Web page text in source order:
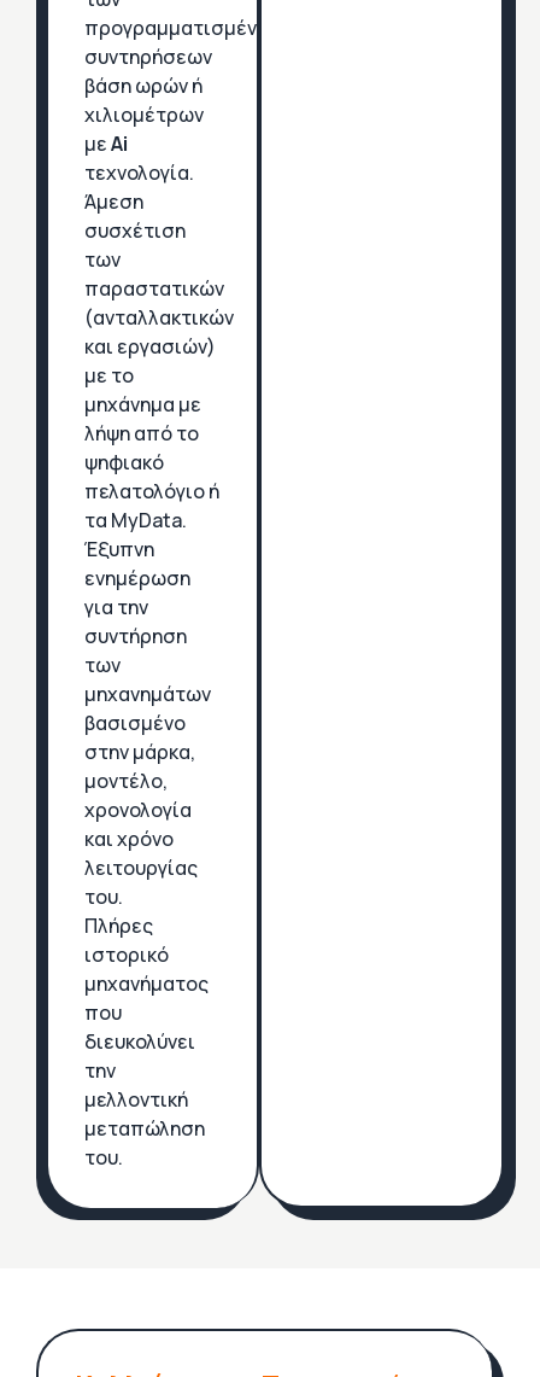
προγραμματισμένων
συντηρήσεων
βάση ωρών ή
χιλιομέτρων
μεAi
τεχνολογία.
Άμεση
συσχέτιση
των
παραστατικών
(ανταλλακτικών
και εργασιών)
με το
μηχάνημα με
λήψη από το
ψηφιακό
πελατολόγιο ή
τα MyData.
Έξυπνη
ενημέρωση
για την
συντήρηση
των
μηχανημάτων
βασισμένο
στην μάρκα,
μοντέλο,
χρονολογία
και χρόνο
λειτουργίας
του.
Πλήρες
ιστορικό
μηχανήματος
που
διευκολύνει
την
μελλοντική
μεταπώληση
του.